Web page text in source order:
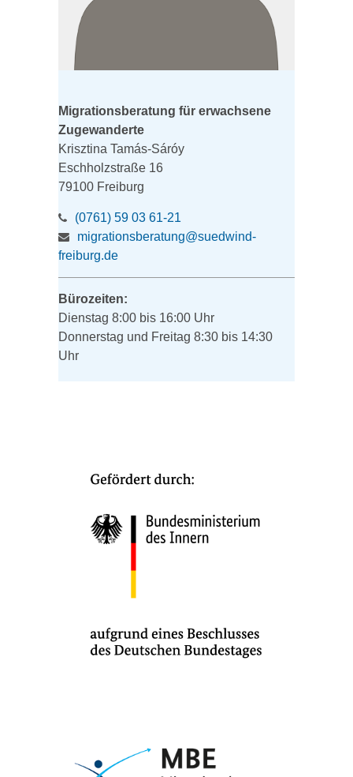
Migrationsberatung für erwachsene
Zugewanderte
Krisztina Tamás-Sáróy
Eschholzstraße 16
79100 Freiburg
(0761) 59 03 61-21
migrationsberatung@suedwind-
freiburg.de
Bürozeiten:
Dienstag 8:00 bis 16:00 Uhr
Donnerstag und Freitag 8:30 bis 14:30
Uhr